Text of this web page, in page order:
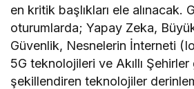
en kritik başlıkları ele alınacak.
oturumlarda; Yapay Zeka,
Güvenlik, Nesnelerin İnterneti
5G teknolojileri ve Akıllı
şekillendiren teknolojiler